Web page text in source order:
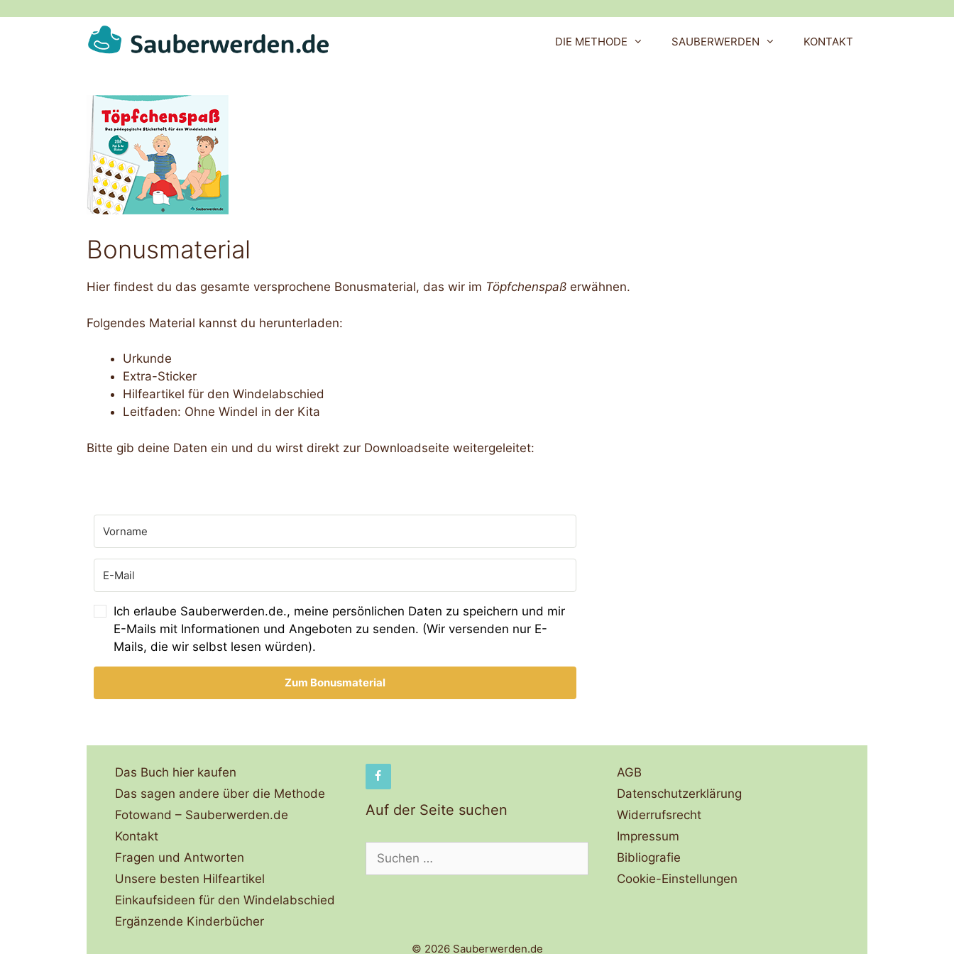
DIE METHODE SAUBERWERDEN KONTAKT
Bonusmaterial
Hier findest du das gesamte versprochene Bonusmaterial, das wir im Töpfchenspaß erwähnen.
Folgendes Material kannst du herunterladen:
Urkunde
Extra-Sticker
Hilfeartikel für den Windelabschied
Leitfaden: Ohne Windel in der Kita
Bitte gib deine Daten ein und du wirst direkt zur Downloadseite weitergeleitet:
Ich erlaube Sauberwerden.de., meine persönlichen Daten zu speichern und mir
E-Mails mit Informationen und Angeboten zu senden. (Wir versenden nur E-
Mails, die wir selbst lesen würden).
Zum Bonusmaterial
Das Buch hier kaufen
Das sagen andere über die Methode
Fotowand – Sauberwerden.de
Kontakt
Fragen und Antworten
Unsere besten Hilfeartikel
Einkaufsideen für den Windelabschied
Ergänzende Kinderbücher
Auf der Seite suchen
Suchen
nach:
AGB
Datenschutzerklärung
Widerrufsrecht
Impressum
Bibliografie
Cookie-Einstellungen
© 2026 Sauberwerden.de